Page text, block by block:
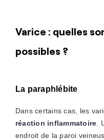
Varice : quelles
possibles ?
La paraphlébite
Dans certains cas, les
réaction inflammatoire .
endroit de la paroi